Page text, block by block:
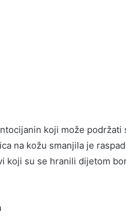
koji može
na kožu smanjila je
koji su se hranili dijetom